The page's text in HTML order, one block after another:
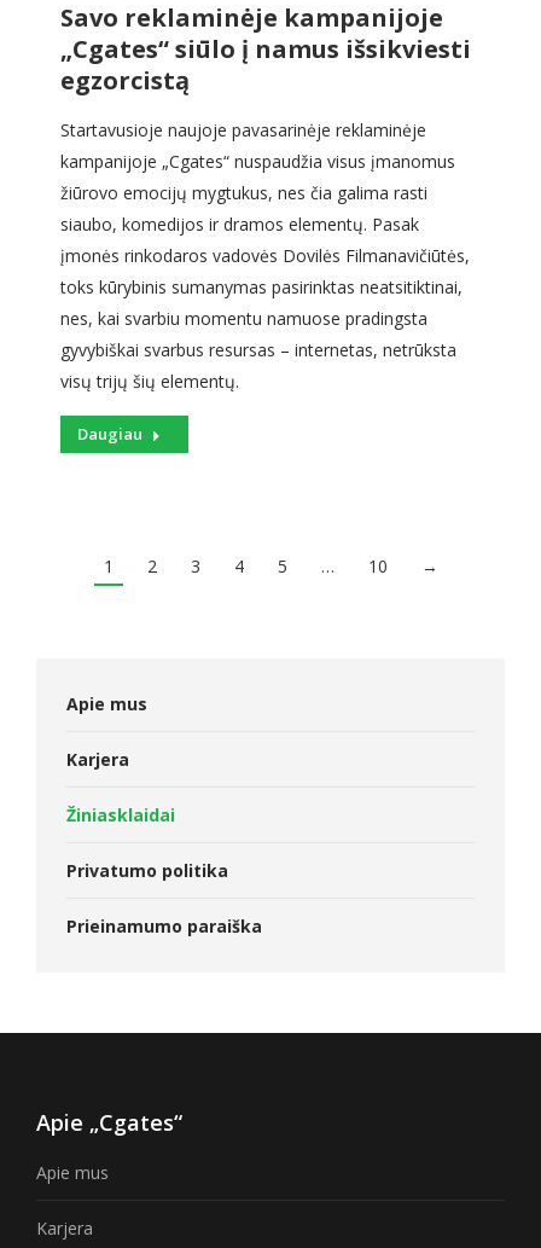
Savo reklaminėje kampanijoje
„Cgates“ siūlo į namus išsikviesti
egzorcistą
Startavusioje naujoje pavasarinėje reklaminėje
kampanijoje „Cgates“ nuspaudžia visus įmanomus
žiūrovo emocijų mygtukus, nes čia galima rasti
siaubo, komedijos ir dramos elementų. Pasak
įmonės rinkodaros vadovės Dovilės Filmanavičiūtės,
toks kūrybinis sumanymas pasirinktas neatsitiktinai,
nes, kai svarbiu momentu namuose pradingsta
gyvybiškai svarbus resursas – internetas, netrūksta
visų trijų šių elementų.
Daugiau
1 2 3 4 5 … 10 →
Apie mus
Karjera
Žiniasklaidai
Privatumo politika
Prieinamumo paraiška
Apie „Cgates“
Apie mus
Karjera